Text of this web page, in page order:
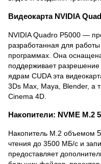
Видеокарта NVIDIA
NVIDIA Quadro P5000 —
разработанная для
программах. Она
поддерживает
ядрам CUDA эта
3Ds Max, Maya, Blender, а
Cinema 4D.
Накопители: NVME M.2
Накопитель M.2 объемом
чтения до 3500 МБ/с и
предоставляет